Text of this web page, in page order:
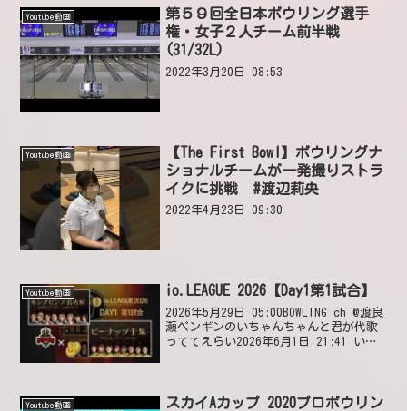
Youtube動画
第５９回全日本ボウリング選手
権・女子２人チーム前半戦
(31/32L)
2022年3月20日 08:53
Youtube動画
【The First Bowl】ボウリングナ
ショナルチームが一発撮りストラ
イクに挑戦 #渡辺莉央
2022年4月23日 09:30
Youtube動画 io.LEAGUE 2026【Day1第1試合】
2026年5月29日 05:00BOWLING ch @渡良
瀬ペンギンのいちゃんちゃんと君が代歌
っててえらい2026年6月1日 21:41 いい
Youtube動画
スカイAカップ 2020プロボウリン